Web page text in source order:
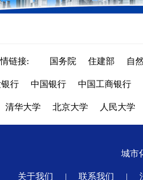
链接: 国务院 住建部 自
行 中国银行 中国工商银行
清华大学 北京大学 人民大学
城市
关于我们 | 联系我们 |